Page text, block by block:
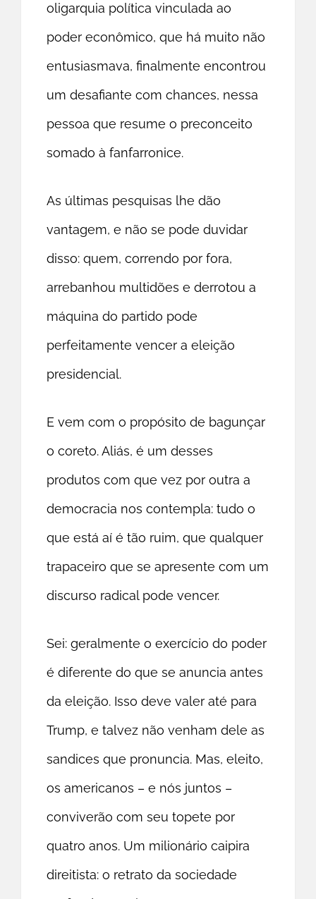
oligarquia política vinculada ao
poder econômico, que há muito não
entusiasmava, finalmente encontrou
um desafiante com chances, nessa
pessoa que resume o preconceito
somado à fanfarronice.
As últimas pesquisas lhe dão
vantagem, e não se pode duvidar
disso: quem, correndo por fora,
arrebanhou multidões e derrotou a
máquina do partido pode
perfeitamente vencer a eleição
presidencial.
E vem com o propósito de bagunçar
o coreto. Aliás, é um desses
produtos com que vez por outra a
democracia nos contempla: tudo o
que está aí é tão ruim, que qualquer
trapaceiro que se apresente com um
discurso radical pode vencer.
Sei: geralmente o exercício do poder
é diferente do que se anuncia antes
da eleição. Isso deve valer até para
Trump, e talvez não venham dele as
sandices que pronuncia. Mas, eleito,
os americanos – e nós juntos –
conviverão com seu topete por
quatro anos. Um milionário caipira
direitista: o retrato da sociedade